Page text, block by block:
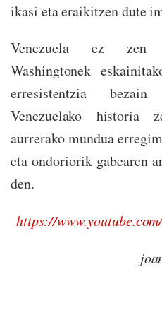
ikasi eta eraikitzen dute
Venezuela ez zen
Washingtonek
erresistentzia
Venezuelako
aurrerako mundua
eta ondoriorik gabearen
den.
https://